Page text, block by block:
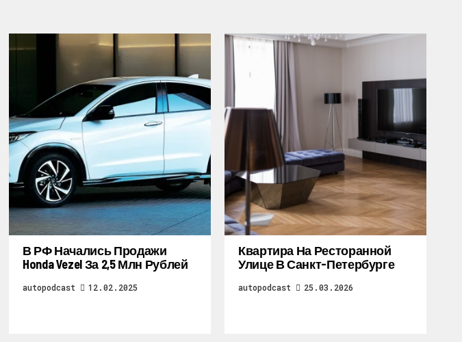
В РФ Начались Продажи
Honda Vezel За 2,5 Млн Рублей
autopodcast 12.02.2025
Квартира На Ресторанной
Улице В Санкт-Петербурге
autopodcast 25.03.2026